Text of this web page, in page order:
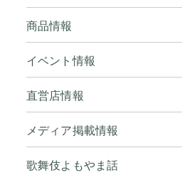
商品情報
イベント情報
直営店情報
メディア掲載情報
歌舞伎よもやま話